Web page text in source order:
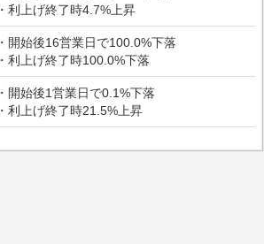
・利上げ終了時4.7%上昇
・開始後16営業日で100.0%下落
・利上げ終了時100.0%下落
・開始後1営業日で0.1%下落
・利上げ終了時21.5%上昇